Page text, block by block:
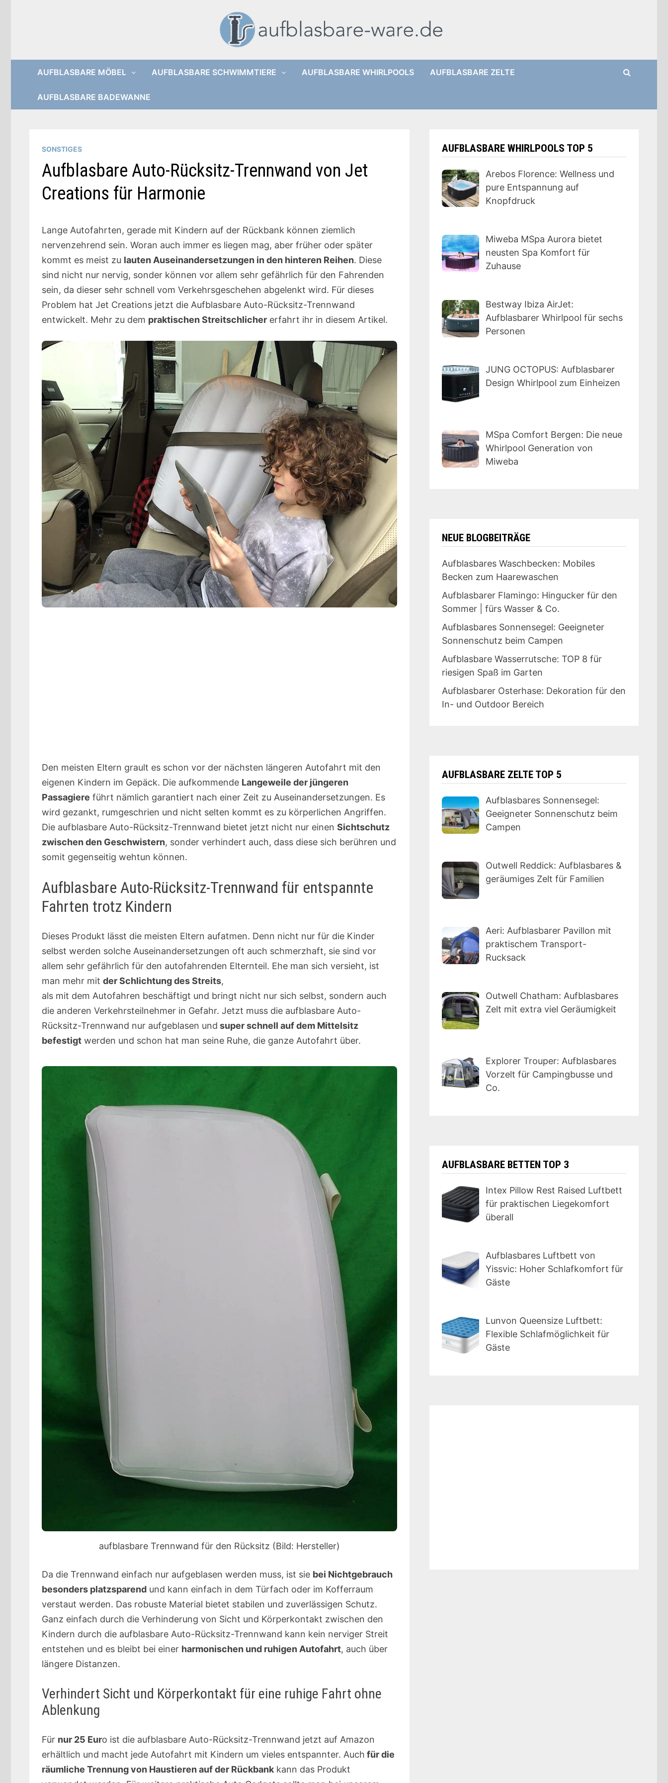
AUFBLASBARE MÖBEL AUFBLASBARE SCHWIMMTIERE AUFBLASBARE WHIRLPOOLS AUFBLASBARE ZELTE
AUFBLASBARE BADEWANNE
SONSTIGES
Aufblasbare Auto-Rücksitz-Trennwand von Jet
Creations für Harmonie
Lange Autofahrten, gerade mit Kindern auf der Rückbank können ziemlich
nervenzehrend sein. Woran auch immer es liegen mag, aber früher oder später
kommt es meist zu lauten Auseinandersetzungen in den hinteren Reihen. Diese
sind nicht nur nervig, sonder können vor allem sehr gefährlich für den Fahrenden
sein, da dieser sehr schnell vom Verkehrsgeschehen abgelenkt wird. Für dieses
Problem hat Jet Creations jetzt die Aufblasbare Auto-Rücksitz-Trennwand
entwickelt. Mehr zu dem praktischen Streitschlicher erfahrt ihr in diesem Artikel.
Den meisten Eltern grault es schon vor der nächsten längeren Autofahrt mit den
eigenen Kindern im Gepäck. Die aufkommende Langeweile der jüngeren
Passagiere führt nämlich garantiert nach einer Zeit zu Auseinandersetzungen. Es
wird gezankt, rumgeschrien und nicht selten kommt es zu körperlichen Angriffen.
Die aufblasbare Auto-Rücksitz-Trennwand bietet jetzt nicht nur einenSichtschutz
zwischen den Geschwistern, sonder verhindert auch, dass diese sich berühren und
somit gegenseitig wehtun können.
Aufblasbare Auto-Rücksitz-Trennwand für entspannte
Fahrten trotz Kindern
Dieses Produkt lässt die meisten Eltern aufatmen. Denn nicht nur für die Kinder
selbst werden solche Auseinandersetzungen oft auch schmerzhaft, sie sind vor
allem sehr gefährlich für den autofahrenden Elternteil. Ehe man sich versieht, ist
man mehr mitder Schlichtung des Streits,
als mit dem Autofahren beschäftigt und bringt nicht nur sich selbst, sondern auch
die anderen Verkehrsteilnehmer in Gefahr. Jetzt muss die aufblasbare Auto-
Rücksitz-Trennwand nur aufgeblasen und super schnell auf dem Mittelsitz
befestigt werden und schon hat man seine Ruhe, die ganze Autofahrt über.
aufblasbare Trennwand für den Rücksitz (Bild: Hersteller)
Da die Trennwand einfach nur aufgeblasen werden muss, ist sie bei Nichtgebrauch
besonders platzsparend und kann einfach in dem Türfach oder im Kofferraum
verstaut werden. Das robuste Material bietet stabilen und zuverlässigen Schutz.
Ganz einfach durch die Verhinderung von Sicht und Körperkontakt zwischen den
Kindern durch die aufblasbare Auto-Rücksitz-Trennwand kann kein nerviger Streit
entstehen und es bleibt bei einer harmonischen und ruhigen Autofahrt, auch über
längere Distanzen.
Verhindert Sicht und Körperkontakt für eine ruhige Fahrt ohne
Ablenkung
Für nur 25 Euro ist die aufblasbare Auto-Rücksitz-Trennwand jetzt auf Amazon
erhältlich und macht jede Autofahrt mit Kindern um vieles entspannter. Auch für die
räumliche Trennung von Haustieren auf der Rückbank kann das Produkt
AUFBLASBARE WHIRLPOOLS TOP 5
Arebos Florence: Wellness und
pure Entspannung auf
Knopfdruck
Miweba MSpa Aurora bietet
neusten Spa Komfort für
Zuhause
Bestway Ibiza AirJet:
Aufblasbarer Whirlpool für sechs
Personen
JUNG OCTOPUS: Aufblasbarer
Design Whirlpool zum Einheizen
MSpa Comfort Bergen: Die neue
Whirlpool Generation von
Miweba
NEUE BLOGBEITRÄGE
Aufblasbares Waschbecken: Mobiles
Becken zum Haarewaschen
Aufblasbarer Flamingo: Hingucker für den
Sommer | fürs Wasser & Co.
Aufblasbares Sonnensegel: Geeigneter
Sonnenschutz beim Campen
Aufblasbare Wasserrutsche: TOP 8 für
riesigen Spaß im Garten
Aufblasbarer Osterhase: Dekoration für den
In- und Outdoor Bereich
AUFBLASBARE ZELTE TOP 5
Aufblasbares Sonnensegel:
Geeigneter Sonnenschutz beim
Campen
Outwell Reddick: Aufblasbares &
geräumiges Zelt für Familien
Aeri: Aufblasbarer Pavillon mit
praktischem Transport-
Rucksack
Outwell Chatham: Aufblasbares
Zelt mit extra viel Geräumigkeit
Explorer Trouper: Aufblasbares
Vorzelt für Campingbusse und
Co.
AUFBLASBARE BETTEN TOP 3
Intex Pillow Rest Raised Luftbett
für praktischen Liegekomfort
überall
Aufblasbares Luftbett von
Yissvic: Hoher Schlafkomfort für
Gäste
Lunvon Queensize Luftbett:
Flexible Schlafmöglichkeit für
Gäste